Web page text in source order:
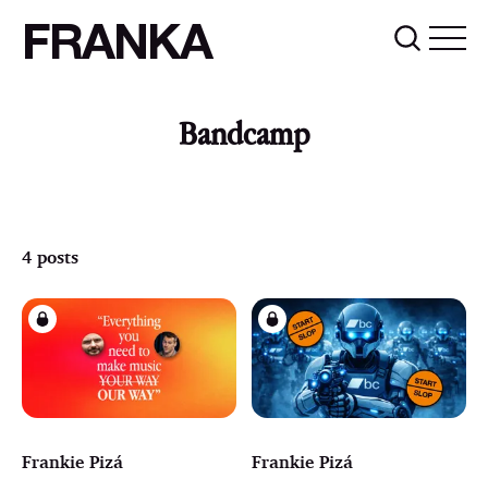
FRANKA
Bandcamp
4 posts
Frankie Pizá Frankie Pizá